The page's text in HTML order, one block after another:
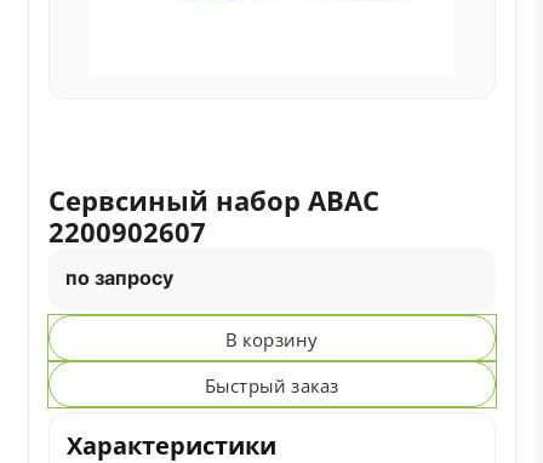
Сервсиный набор ABAC
2200902607
по запросу
В корзину
Быстрый заказ
Характеристики